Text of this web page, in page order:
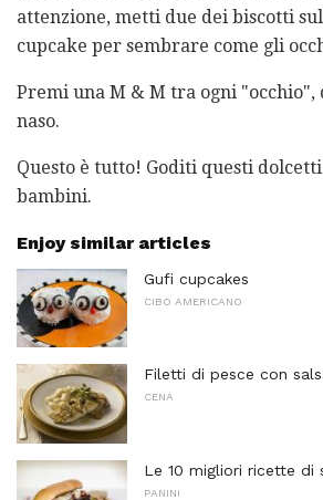
attenzione, metti due dei biscotti
cupcake per sembrare come gli
Premi una M & M tra ogni
naso.
Questo è tutto! Goditi questi
bambini.
Enjoy similar articles
Gufi cupcakes
CIBO AMERICANO
Filetti di pesce con
CENA
Le 10 migliori ricette di
PANINI